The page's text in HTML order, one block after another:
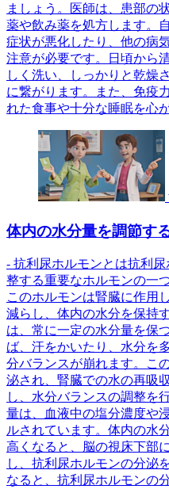
ましょう。医師は、患部の
薬や飲み薬を処方します。
症状が悪化したり、他の病
注意が必要です。日頃から
しく洗い、しっかりと乾燥
に繋がります。また、免疫
れた食事や十分な睡眠を心
体内の水分量を調節す
- 抗利尿ホルモンとは抗利
整する重要なホルモンの一
このホルモンは腎臓に作用
減らし、体内の水分を保持
は、常に一定の水分量を保
ば、汗をかいたり、水分を
分バランスが崩れます。こ
泌され、腎臓での水の再吸
し、水分バランスの調整を
量は、血液中の塩分濃度や
ルされています。体内の水
高くなると、脳の視床下部
し、抗利尿ホルモンの分泌
なると、抗利尿ホルモンの